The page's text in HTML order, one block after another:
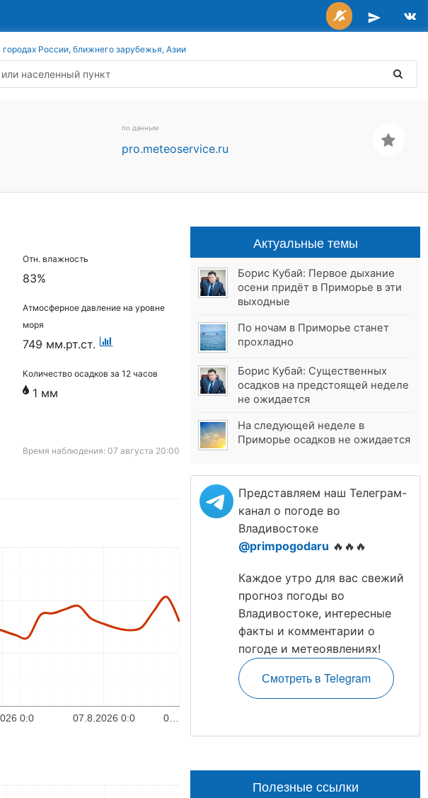
городах России, ближнего зарубежья, Азии
по данным
pro.meteoservice.ru
Отн. влажность
83%
Атмосферное давление на уровне
моря
749 мм.рт.ст.
Количество осадков за 12 часов
1 мм
Время наблюдения: 07 августа 20:00
0:0 07.8.2026 0:0 0…
Актуальные темы
Борис Кубай: Первое дыхание
осени придёт в Приморье в эти
выходные
По ночам в Приморье станет
прохладно
Борис Кубай: Существенных
осадков на предстоящей неделе
не ожидается
На следующей неделе в
Приморье осадков не ожидается
Представляем наш Телеграм-
канал о погоде во
Владивостоке
@primpogodaru 🔥🔥🔥
Каждое утро для вас свежий
прогноз погоды во
Владивостоке, интересные
факты и комментарии о
погоде и метеоявлениях!
Смотреть в Telegram
Полезные ссылки